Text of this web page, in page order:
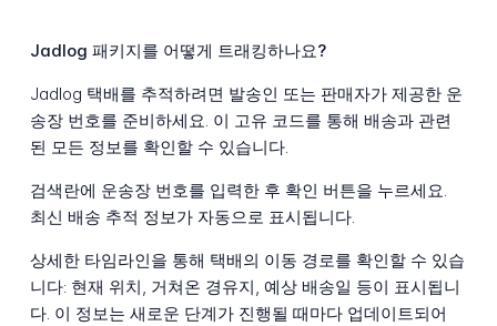
Jadlog 패키지를 어떻게 트래킹하나요?
Jadlog 택배를 추적하려면 발송인 또는 판매자가 제공한 운
송장 번호를 준비하세요. 이 고유 코드를 통해 배송과 관련
된 모든 정보를 확인할 수 있습니다.
검색란에 운송장 번호를 입력한 후 확인 버튼을 누르세요.
최신 배송 추적 정보가 자동으로 표시됩니다.
상세한 타임라인을 통해 택배의 이동 경로를 확인할 수 있습
니다: 현재 위치, 거쳐온 경유지, 예상 배송일 등이 표시됩니
다. 이 정보는 새로운 단계가 진행될 때마다 업데이트되어